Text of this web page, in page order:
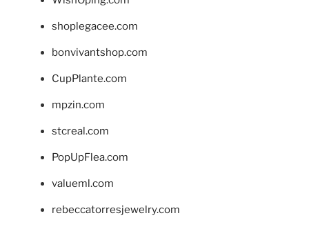
shoplegacee.com
bonvivantshop.com
CupPlante.com
mpzin.com
stcreal.com
PopUpFlea.com
valueml.com
rebeccatorresjewelry.com